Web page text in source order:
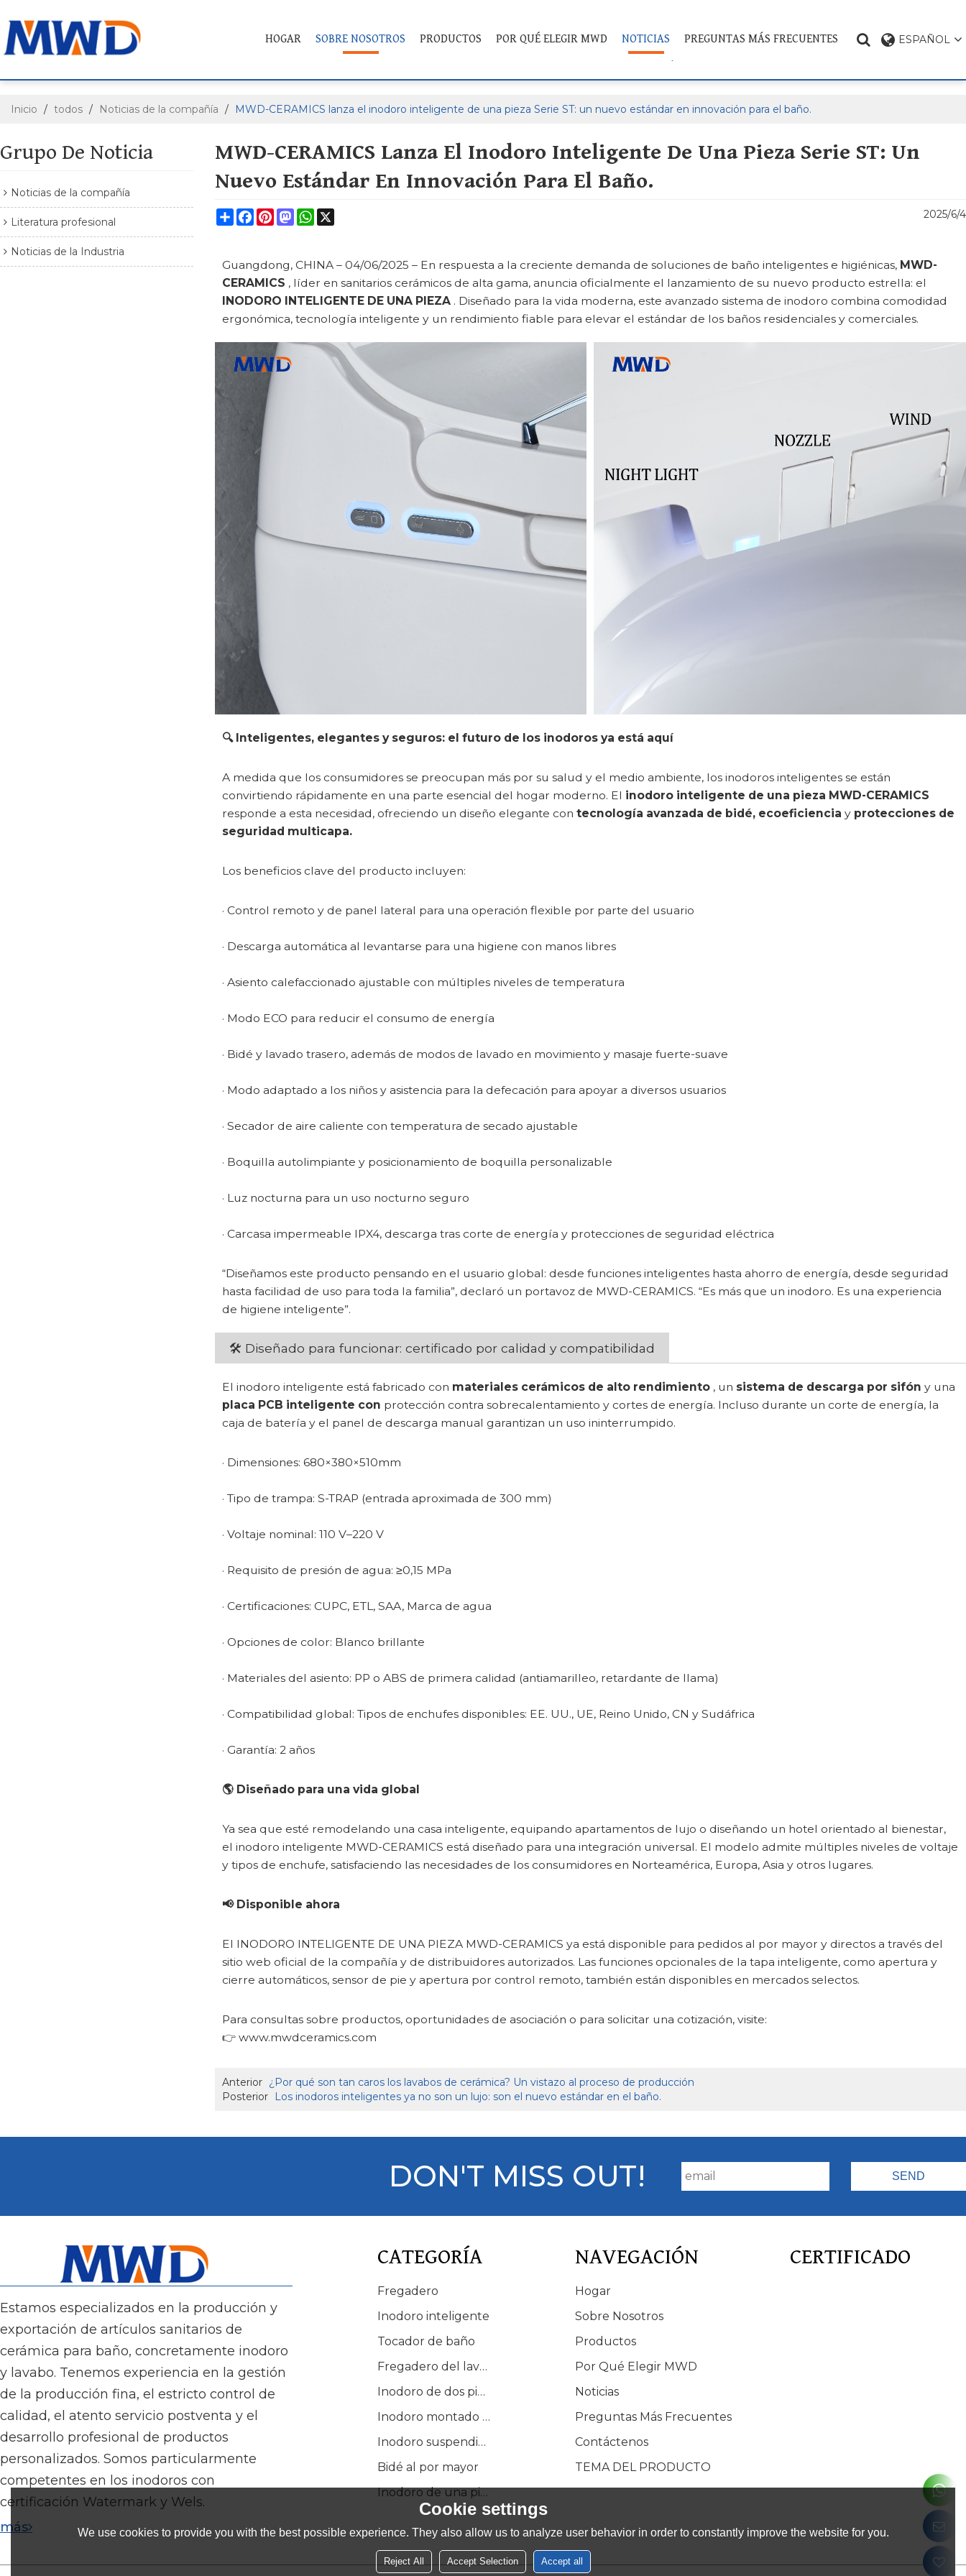
HOGAR SOBRE NOSOTROS PRODUCTOS POR QUÉ ELEGIR MWD NOTICIAS PREGUNTAS MÁS FRECUENTES ESPAÑOL
Inicio / todos / Noticias de la compañía / MWD-CERAMICS lanza el inodoro inteligente de una pieza Serie ST: un nuevo estándar en innovación para el baño.
Grupo De Noticia
Noticias de la compañía
Literatura profesional
Noticias de la Industria
MWD-CERAMICS Lanza El Inodoro Inteligente De Una Pieza Serie ST: Un
Nuevo Estándar En Innovación Para El Baño.
ShareFacebook
Pinterest
Mastodon
WhatsApp
X 2025/6/4
Guangdong, CHINA – 04/06/2025 – En respuesta a la creciente demanda de soluciones de baño inteligentes e higiénicas, MWD-
CERAMICS , líder en sanitarios cerámicos de alta gama, anuncia oficialmente el lanzamiento de su nuevo producto estrella: el
INODORO INTELIGENTE DE UNA PIEZA. Diseñado para la vida moderna, este avanzado sistema de inodoro combina comodidad
ergonómica, tecnología inteligente y un rendimiento fiable para elevar el estándar de los baños residenciales y comerciales.
🔍 Inteligentes, elegantes y seguros: el futuro de los inodoros ya está aquí
A medida que los consumidores se preocupan más por su salud y el medio ambiente, los inodoros inteligentes se están
convirtiendo rápidamente en una parte esencial del hogar moderno. El inodoro inteligente de una pieza MWD-CERAMICS
responde a esta necesidad, ofreciendo un diseño elegante con tecnología avanzada de bidé, ecoeficiencia y protecciones de
seguridad multicapa.
Los beneficios clave del producto incluyen:
· Control remoto y de panel lateral para una operación flexible por parte del usuario
· Descarga automática al levantarse para una higiene con manos libres
· Asiento calefaccionado ajustable con múltiples niveles de temperatura
· Modo ECO para reducir el consumo de energía
· Bidé y lavado trasero, además de modos de lavado en movimiento y masaje fuerte-suave
· Modo adaptado a los niños y asistencia para la defecación para apoyar a diversos usuarios
· Secador de aire caliente con temperatura de secado ajustable
· Boquilla autolimpiante y posicionamiento de boquilla personalizable
· Luz nocturna para un uso nocturno seguro
· Carcasa impermeable IPX4, descarga tras corte de energía y protecciones de seguridad eléctrica
“Diseñamos este producto pensando en el usuario global: desde funciones inteligentes hasta ahorro de energía, desde seguridad
hasta facilidad de uso para toda la familia”, declaró un portavoz de MWD-CERAMICS. “Es más que un inodoro. Es una experiencia
de higiene inteligente”.
🛠 Diseñado para funcionar: certificado por calidad y compatibilidad
El inodoro inteligente está fabricado con materiales cerámicos de alto rendimiento, un sistema de descarga por sifón y una
placa PCB inteligente con protección contra sobrecalentamiento y cortes de energía. Incluso durante un corte de energía, la
caja de batería y el panel de descarga manual garantizan un uso ininterrumpido.
· Dimensiones: 680×380×510mm
· Tipo de trampa: S-TRAP (entrada aproximada de 300 mm)
· Voltaje nominal: 110 V–220 V
· Requisito de presión de agua: ≥0,15 MPa
· Certificaciones: CUPC, ETL, SAA, Marca de agua
· Opciones de color: Blanco brillante
· Materiales del asiento: PP o ABS de primera calidad (antiamarilleo, retardante de llama)
· Compatibilidad global: Tipos de enchufes disponibles: EE. UU., UE, Reino Unido, CN y Sudáfrica
· Garantía: 2 años
🌎 Diseñado para una vida global
Ya sea que esté remodelando una casa inteligente, equipando apartamentos de lujo o diseñando un hotel orientado al bienestar,
el inodoro inteligente MWD-CERAMICS está diseñado para una integración universal. El modelo admite múltiples niveles de voltaje
y tipos de enchufe, satisfaciendo las necesidades de los consumidores en Norteamérica, Europa, Asia y otros lugares.
📢 Disponible ahora
El INODORO INTELIGENTE DE UNA PIEZA MWD-CERAMICS ya está disponible para pedidos al por mayor y directos a través del
sitio web oficial de la compañía y de distribuidores autorizados. Las funciones opcionales de la tapa inteligente, como apertura y
cierre automáticos, sensor de pie y apertura por control remoto, también están disponibles en mercados selectos.
Para consultas sobre productos, oportunidades de asociación o para solicitar una cotización, visite:
👉 www.mwdceramics.com
Anterior ¿Por qué son tan caros los lavabos de cerámica? Un vistazo al proceso de producción
Posterior
Los inodoros inteligentes ya no son un lujo: son el nuevo estándar en el baño.
DON'T MISS OUT!
Estamos especializados en la producción y
exportación de artículos sanitarios de
cerámica para baño, concretamente inodoro
y lavabo. Tenemos experiencia en la gestión
de la producción fina, el estricto control de
calidad, el atento servicio postventa y el
desarrollo profesional de productos
personalizados. Somos particularmente
competentes en los inodoros con
certificación Watermark y Wels.
más
CATEGORÍA
Fregadero
Inodoro inteligente
Tocador de baño
Fregadero del lavabo
Inodoro de dos piezas
Inodoro montado en el suelo
Inodoro suspendido en la pared
Bidé al por mayor
Inodoro de una pieza
NAVEGACIÓN
Hogar
Sobre Nosotros
Productos
Por Qué Elegir MWD
Noticias
Preguntas Más Frecuentes
Contáctenos
TEMA DEL PRODUCTO
CERTIFICADO
Cookie settings
We use cookies to provide you with the best possible experience. They also allow us to analyze user behavior in order to constantly improve the website for you.
Reject All Accept Selection Accept all